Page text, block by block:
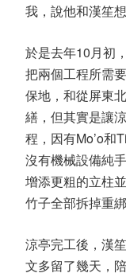
我，說他和漢笙
於是去年10月初
把兩個工程所需
保地，和從屏東
繕，但其實是讓
程，因有Mo’o和
沒有機械設備純
增添更粗的立柱
竹子全部拆掉重
涼亭完工後，漢
文多留了幾天，